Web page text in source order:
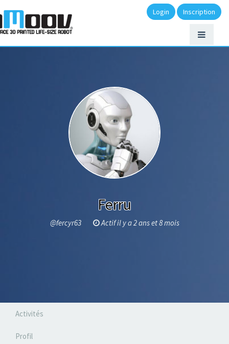
Login Inscription
Ferru
@fercyr63 Actif il y a 2 ans et 8 mois
Activités
Profil